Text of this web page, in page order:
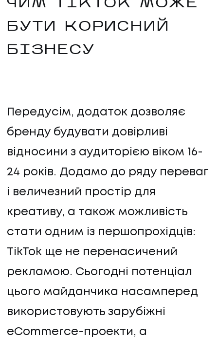
ЧИМ TIKTOK МОЖЕ
БУТИ КОРИСНИЙ
БІЗНЕСУ
Передусім, додаток дозволяє
бренду будувати довірливі
відносини з аудиторією віком 16-
24 років. Додамо до ряду переваг
і величезний простір для
креативу, а також можливість
стати одним із першопрохідців:
TikTok ще не перенасичений
рекламою. Сьогодні потенціал
цього майданчика насамперед
використовують зарубіжні
eCommerce-проекти, а
КАР'ЄРА
БЛОГ
БЛОГ
КЛІЄНТИ
КЛІЄНТИ
КОНТАКТИ
ПРО НАС